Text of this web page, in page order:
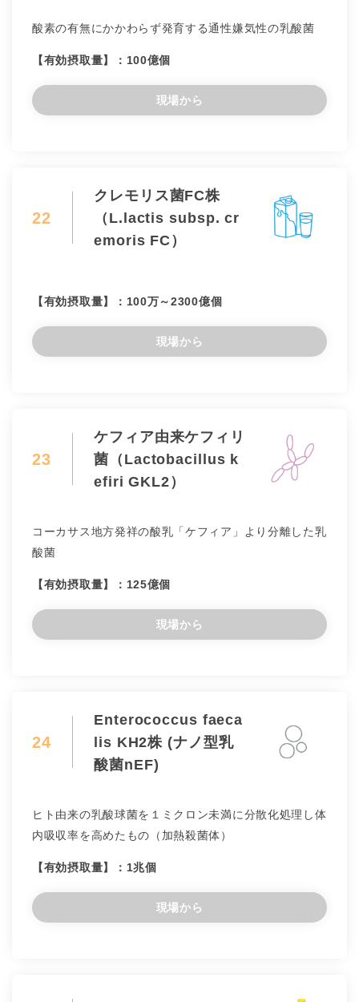
酸素の有無にかかわらず発育する通性嫌気性の乳酸菌
【有効摂取量】：100億個
現場から
22
クレモリス菌FC株
（L.lactis subsp. cr
emoris FC）
【有効摂取量】：100万～2300億個
現場から
23
ケフィア由来ケフィリ
菌（Lactobacillus k
efiri GKL2）
コーカサス地方発祥の酸乳「ケフィア」より分離した乳
酸菌
【有効摂取量】：125億個
現場から
24
Enterococcus faeca
lis KH2株 (ナノ型乳
酸菌nEF)
ヒト由来の乳酸球菌を１ミクロン未満に分散化処理し体
内吸収率を高めたもの（加熱殺菌体）
【有効摂取量】：1兆個
現場から